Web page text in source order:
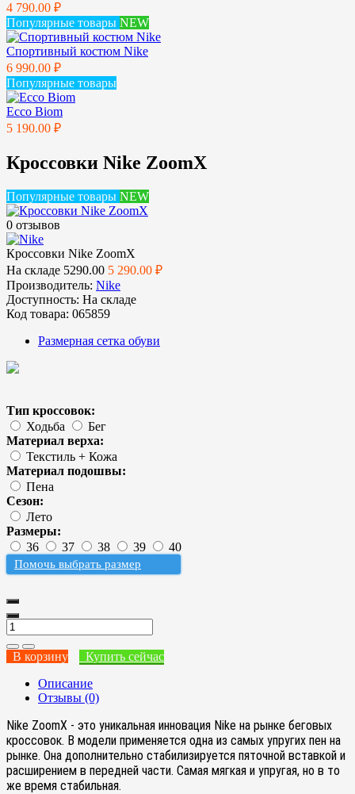
4 790.00 ₽
Популярные товары NEW
Спортивный костюм Nike
6 990.00 ₽
Популярные товары
Ecco Biom
5 190.00 ₽
Кроссовки Nike ZoomX
Популярные товары NEW
0 отзывов
Кроссовки Nike ZoomX
На складе 5290.00 5 290.00 ₽
Производитель: Nike
Доступность: На складе
Код товара: 065859
Размерная сетка обуви
Тип кроссовок:
Ходьба
Бег
Материал верха:
Текстиль + Кожа
Материал подошвы:
Пена
Сезон:
Лето
Размеры:
36
37 38 39 40
Помочь выбрать размер
В корзину
Купить сейчас
Описание
Отзывы (0)
Nike ZoomX - это уникальная инновация Nike на рынке беговых
кроссовок. В модели применяется одна из самых упругих пен на
рынке. Она дополнительно стабилизируется пяточной вставкой и
расширением в передней части. Самая мягкая и упругая, но в то
же время стабильная.